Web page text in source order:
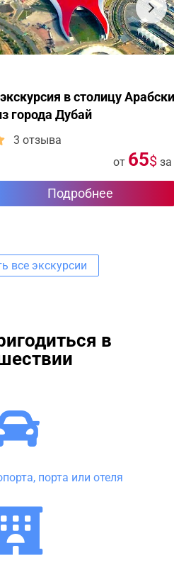
столицу Арабских
за человека
все экскурсии
в
порта или отеля